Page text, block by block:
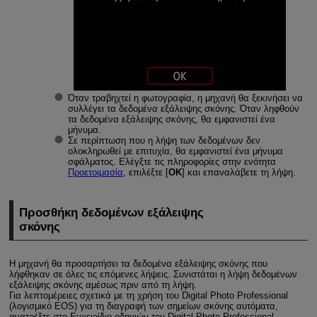
Όταν τραβηχτεί η φωτογραφία, η μηχανή θα ξεκινήσει να
συλλέγει τα δεδομένα εξάλειψης σκόνης. Όταν ληφθούν
τα δεδομένα εξάλειψης σκόνης, θα εμφανιστεί ένα
μήνυμα.
Σε περίπτωση που η λήψη των δεδομένων δεν
ολοκληρωθεί με επιτυχία, θα εμφανιστεί ένα μήνυμα
σφάλματος. Ελέγξτε τις πληροφορίες στην ενότητα
Προετοιμασία , επιλέξτε [ΟΚ] και επαναλάβετε τη λήψη.
Προσθήκη δεδομένων εξάλειψης
σκόνης
Η μηχανή θα προσαρτήσει τα δεδομένα εξάλειψης σκόνης που
λήφθηκαν σε όλες τις επόμενες λήψεις. Συνιστάται η λήψη δεδομένων
εξάλειψης σκόνης αμέσως πριν από τη λήψη.
Για λεπτομέρειες σχετικά με τη χρήση του Digital Photo Professional
(λογισμικό EOS) για τη διαγραφή των σημείων σκόνης αυτόματα,